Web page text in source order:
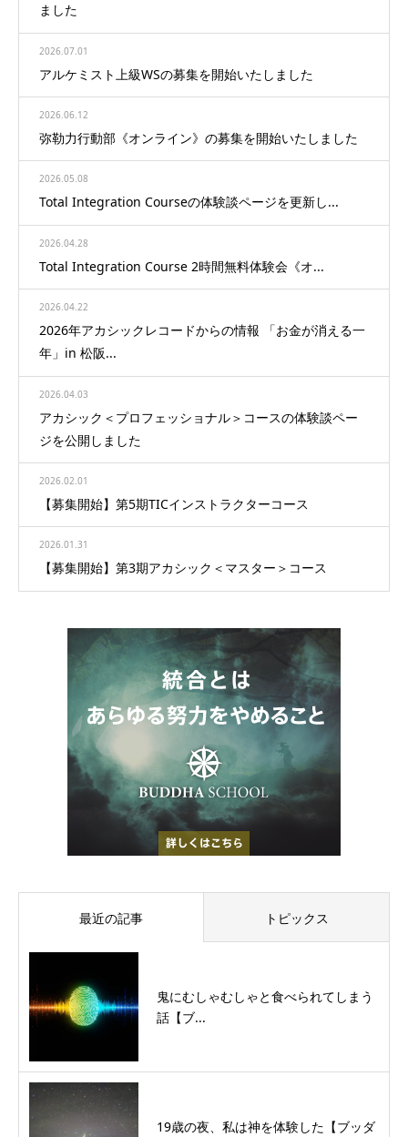
ました
2026.07.01
アルケミスト上級WSの募集を開始いたしました
2026.06.12
弥勒力行動部《オンライン》の募集を開始いたしました
2026.05.08
Total Integration Courseの体験談ページを更新し...
2026.04.28
Total Integration Course 2時間無料体験会《オ...
2026.04.22
2026年アカシックレコードからの情報 「お金が消える一
年」in 松阪...
2026.04.03
アカシック＜プロフェッショナル＞コースの体験談ペー
ジを公開しました
2026.02.01
【募集開始】第5期TICインストラクターコース
2026.01.31
【募集開始】第3期アカシック＜マスター＞コース
最近の記事 トピックス
鬼にむしゃむしゃと食べられてしまう
話【ブ...
19歳の夜、私は神を体験した【ブッダ